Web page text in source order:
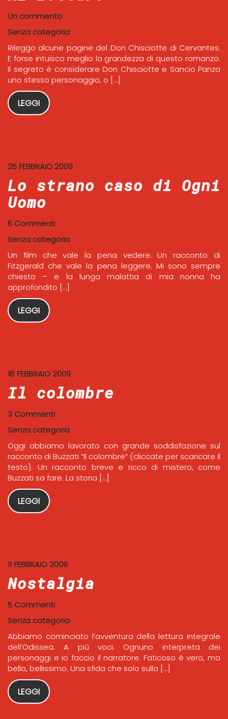
Un commento
Senza categoria
Rileggo alcune pagine del Don Chisciotte di Cervantes.
E forse intuisco meglio la grandezza di questo romanzo.
Il segreto è considerare Don Chisciotte e Sancio Panza
uno stesso personaggio, o […]
LEGGI
25 FEBBRAIO 2009
Lo strano caso di Ogni
Uomo
6 Commenti
Senza categoria
Un film che vale la pena vedere. Un racconto di
Fitzgerald che vale la pena leggere. Mi sono sempre
chiesto – e la lunga malattia di mia nonna ha
approfondito […]
LEGGI
18 FEBBRAIO 2009
Il colombre
3 Commenti
Senza categoria
Oggi abbiamo lavorato con grande soddisfazione sul
racconto di Buzzati “Il colombre” (cliccate per scaricare il
testo). Un racconto breve e ricco di mistero, come
Buzzati sa fare. La storia […]
LEGGI
11 FEBBRAIO 2009
Nostalgia
5 Commenti
Senza categoria
Abbiamo cominciato l’avventura della lettura integrale
dell’Odissea. A più voci. Ognuno interpreta dei
personaggi e io faccio il narratore. Faticoso è vero, ma
bello, bellissimo. Una sfida che solo sulla […]
LEGGI